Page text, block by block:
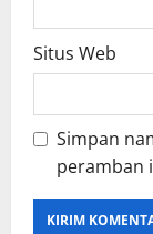
Situs Web
Simpan
peramban